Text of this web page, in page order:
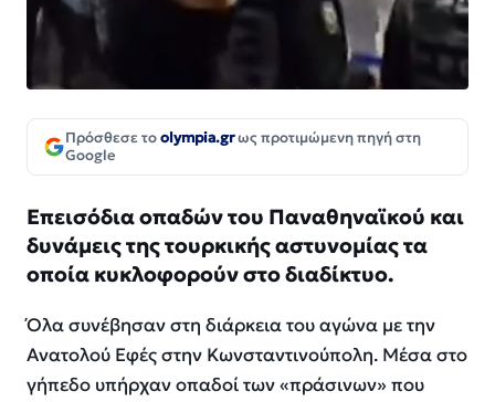
Πρόσθεσε τοolympia.grως προτιμώμενη πηγή στη
Google
Επεισόδια οπαδών του Παναθηναϊκού και
δυνάμεις της τουρκικής αστυνομίας τα
οποία κυκλοφορούν στο διαδίκτυο.
Όλα συνέβησαν στη διάρκεια του αγώνα με την
Ανατολού Εφές στην Κωνσταντινούπολη. Μέσα στο
γήπεδο υπήρχαν οπαδοί των «πράσινων» που